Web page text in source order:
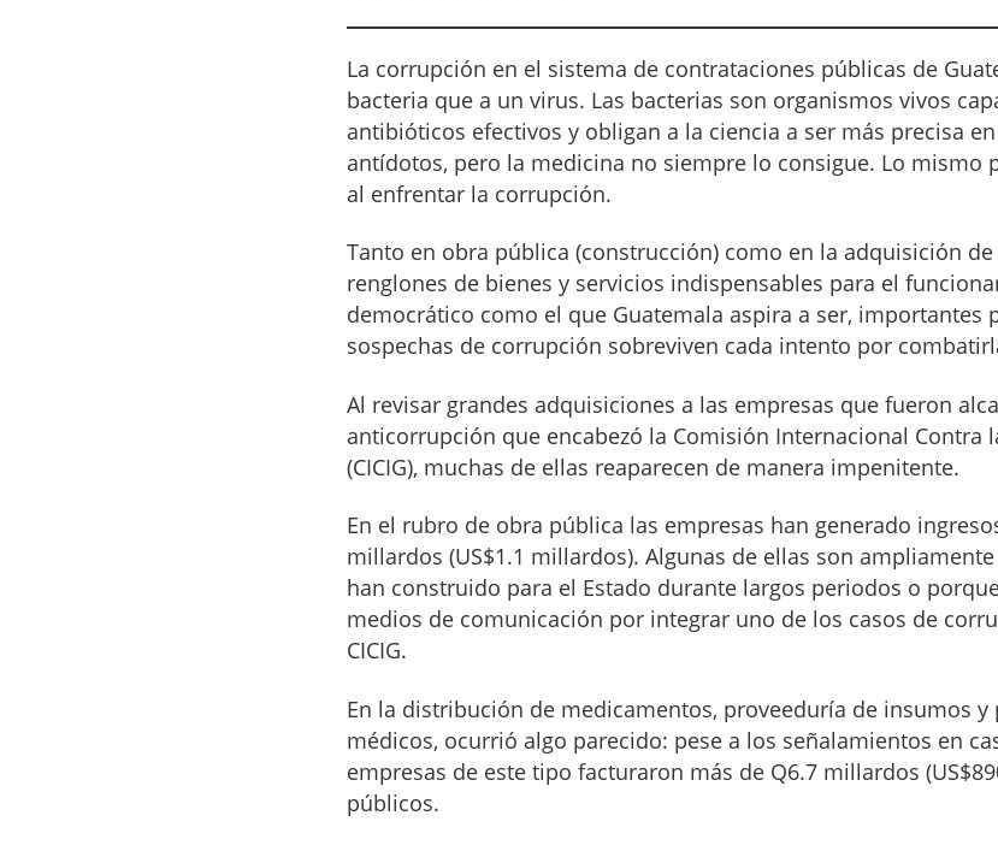
La corrupción en el sistema de contrataciones públicas de
bacteria que a un virus. Las bacterias son organismos vivos
antibióticos efectivos y obligan a la ciencia a ser más precisa
antídotos, pero la medicina no siempre lo consigue. Lo mismo
al enfrentar la corrupción.
Tanto en obra pública (construcción) como en la adquisición
renglones de bienes y servicios indispensables para el
democrático como el que Guatemala aspira a ser, importantes
sospechas de corrupción sobreviven cada intento por
Al revisar grandes adquisiciones a las empresas que fueron
anticorrupción que encabezó la Comisión Internacional Contra
(CICIG), muchas de ellas reaparecen de manera impenitente.
En el rubro de obra pública las empresas han generado
millardos (US$1.1 millardos). Algunas de ellas son
han construido para el Estado durante largos periodos o
medios de comunicación por integrar uno de los casos de
CICIG.
En la distribución de medicamentos, proveeduría de insumos y
médicos, ocurrió algo parecido: pese a los señalamientos en
empresas de este tipo facturaron más de Q6.7 millardos
públicos.